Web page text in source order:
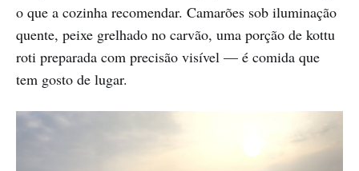
o que a cozinha recomendar. Camarões sob iluminação
quente, peixe grelhado no carvão, uma porção de kottu
roti preparada com precisão visível — é comida que
tem gosto de lugar.